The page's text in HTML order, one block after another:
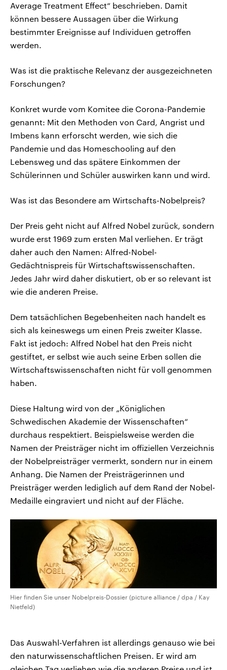
Average Treatment Effect“ beschrieben. Damit
können bessere Aussagen über die Wirkung
bestimmter Ereignisse auf Individuen getroffen
werden.
Was ist die praktische Relevanz der ausgezeichneten
Forschungen?
Konkret wurde vom Komitee die Corona-Pandemie
genannt: Mit den Methoden von Card, Angrist und
Imbens kann erforscht werden, wie sich die
Pandemie und das Homeschooling auf den
Lebensweg und das spätere Einkommen der
Schülerinnen und Schüler auswirken kann und wird.
Was ist das Besondere am Wirtschafts-Nobelpreis?
Der Preis geht nicht auf Alfred Nobel zurück, sondern
wurde erst 1969 zum ersten Mal verliehen. Er trägt
daher auch den Namen: Alfred-Nobel-
Gedächtnispreis für Wirtschaftswissenschaften.
Jedes Jahr wird daher diskutiert, ob er so relevant ist
wie die anderen Preise.
Dem tatsächlichen Begebenheiten nach handelt es
sich als keineswegs um einen Preis zweiter Klasse.
Fakt ist jedoch: Alfred Nobel hat den Preis nicht
gestiftet, er selbst wie auch seine Erben sollen die
Wirtschaftswissenschaften nicht für voll genommen
haben.
Diese Haltung wird von der „Königlichen
Schwedischen Akademie der Wissenschaften“
durchaus respektiert. Beispielsweise werden die
Namen der Preisträger nicht im offiziellen Verzeichnis
der Nobelpreisträger vermerkt, sondern nur in einem
Anhang. Die Namen der Preisträgerinnen und
Preisträger werden lediglich auf dem Rand der Nobel-
Medaille eingraviert und nicht auf der Fläche.
Hier finden Sie unser Nobelpreis-Dossier (picture alliance / dpa / Kay
Nietfeld)
Das Auswahl-Verfahren ist allerdings genauso wie bei
den naturwissenschaftlichen Preisen. Er wird am